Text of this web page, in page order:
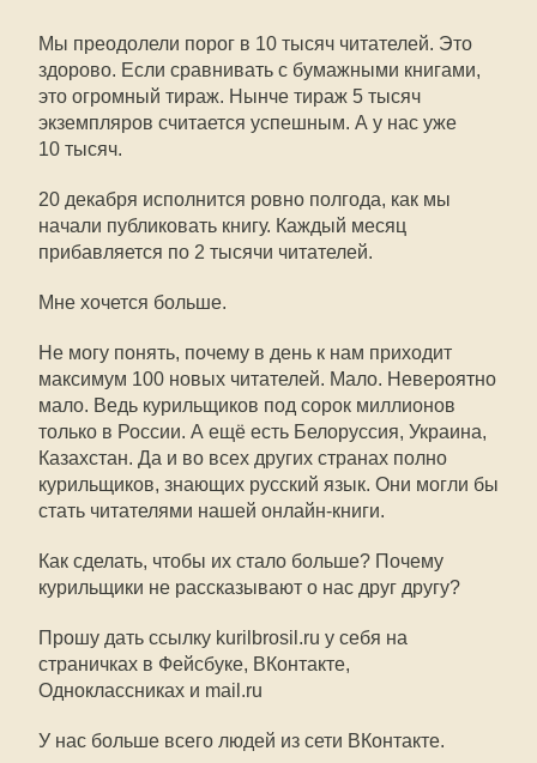
Мы преодолели порог в 10 тысяч читателей. Это
здорово. Если сравнивать с бумажными книгами,
это огромный тираж. Нынче тираж 5 тысяч
экземпляров считается успешным. А у нас уже
10 тысяч.
20 декабря исполнится ровно полгода, как мы
начали публиковать книгу. Каждый месяц
прибавляется по 2 тысячи читателей.
Мне хочется больше.
Не могу понять, почему в день к нам приходит
максимум 100 новых читателей. Мало. Невероятно
мало. Ведь курильщиков под сорок миллионов
только в России. А ещё есть Белоруссия, Украина,
Казахстан. Да и во всех других странах полно
курильщиков, знающих русский язык. Они могли бы
стать читателями нашей онлайн-книги.
Как сделать, чтобы их стало больше? Почему
курильщики не рассказывают о нас друг другу?
Прошу дать ссылку kurilbrosil.ru у себя на
страничках в Фейсбуке, ВКонтакте,
Одноклассниках и mail.ru
У нас больше всего людей из сети ВКонтакте.